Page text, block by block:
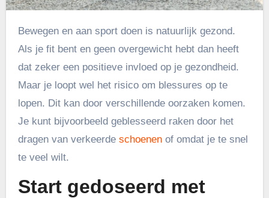
Bewegen en aan sport doen is natuurlijk gezond.
Als je fit bent en geen overgewicht hebt dan heeft
dat zeker een positieve invloed op je gezondheid.
Maar je loopt wel het risico om blessures op te
lopen. Dit kan door verschillende oorzaken komen.
Je kunt bijvoorbeeld geblesseerd raken door het
dragen van verkeerdeschoenenof omdat je te snel
te veel wilt.
Start gedoseerd met